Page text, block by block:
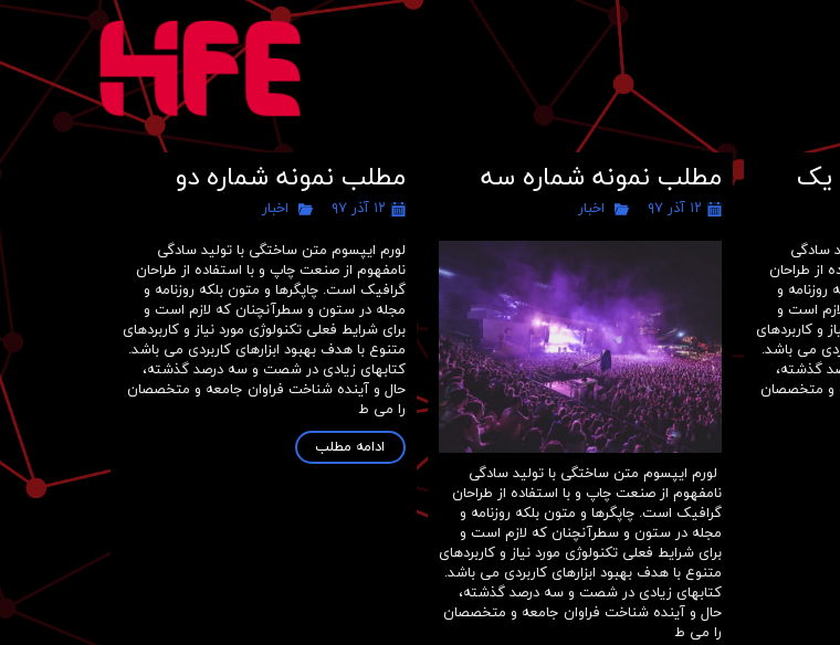
ثبت شکایت مشتریان
یک
سادگی
از طراحان
و
است و
و کاربردهای
می باشد.
گذشته،
و متخصصان
مطلب نمونه شماره سه
۱۲ آذر ۹۷ اخبار
لورم ایپسوم متن ساختگی با تولید سادگی
نامفهوم از صنعت چاپ و با استفاده از طراحان
گرافیک است. چاپگرها و متون بلکه روزنامه و
مجله در ستون و سطرآنچنان که لازم است و
برای شرایط فعلی تکنولوژی مورد نیاز و کاربردهای
متنوع با هدف بهبود ابزارهای کاربردی می باشد.
کتابهای زیادی در شصت و سه درصد گذشته،
حال و آینده شناخت فراوان جامعه و متخصصان
را می ط
مطلب نمونه شماره دو
۱۲ آذر ۹۷ اخبار
لورم ایپسوم متن ساختگی با تولید سادگی
نامفهوم از صنعت چاپ و با استفاده از طراحان
گرافیک است. چاپگرها و متون بلکه روزنامه و
مجله در ستون و سطرآنچنان که لازم است و
برای شرایط فعلی تکنولوژی مورد نیاز و کاربردهای
متنوع با هدف بهبود ابزارهای کاربردی می باشد.
کتابهای زیادی در شصت و سه درصد گذشته،
حال و آینده شناخت فراوان جامعه و متخصصان
را می ط
ادامه مطلب